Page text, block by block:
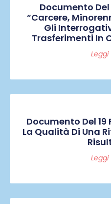
Documento
“Carcere,
Gli
Trasferimenti In
Documento Del 19
La Qualità Di Una